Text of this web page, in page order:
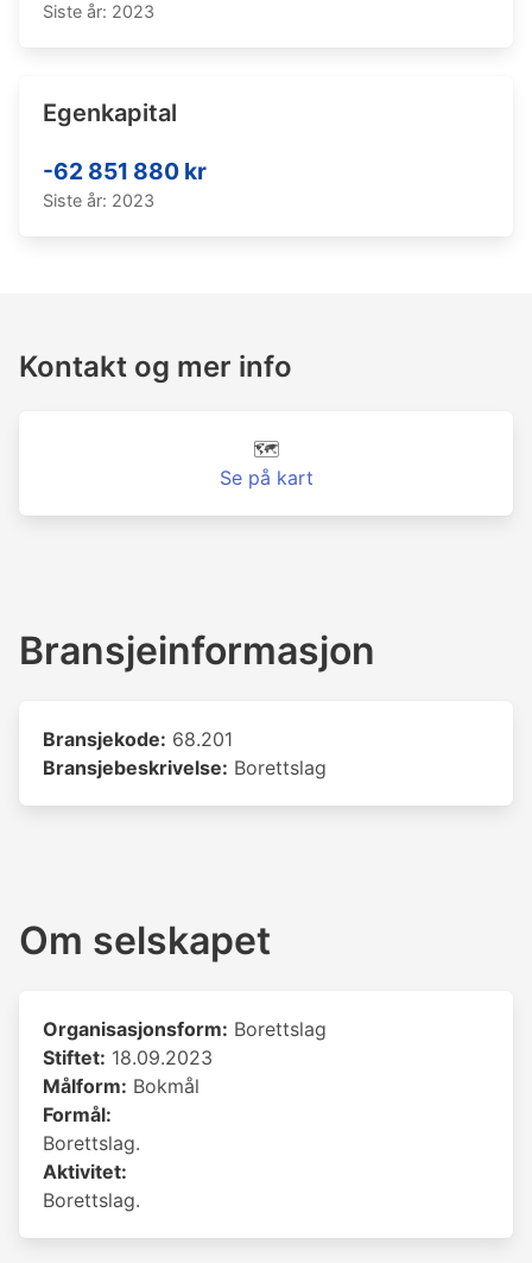
Siste år: 2023
Egenkapital
-62 851 880 kr
Siste år: 2023
Kontakt og mer info
🗺️
Se på kart
Bransjeinformasjon
Bransjekode: 68.201
Bransjebeskrivelse: Borettslag
Om selskapet
Organisasjonsform: Borettslag
Stiftet: 18.09.2023
Målform: Bokmål
Formål:
Borettslag.
Aktivitet:
Borettslag.